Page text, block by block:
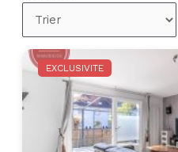
EXCLUSIVITE